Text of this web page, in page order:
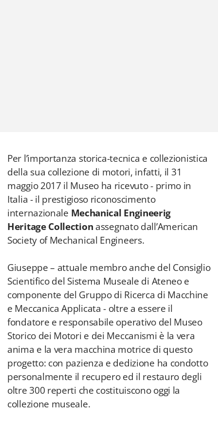
Per l’importanza storica-tecnica e collezionistica
della sua collezione di motori, infatti, il 31
maggio 2017 il Museo ha ricevuto - primo in
Italia - il prestigioso riconoscimento
internazionale Mechanical Engineerig
Heritage Collection assegnato dall’American
Society of Mechanical Engineers.
Giuseppe – attuale membro anche del Consiglio
Scientifico del Sistema Museale di Ateneo e
componente del Gruppo di Ricerca di Macchine
e Meccanica Applicata - oltre a essere il
fondatore e responsabile operativo del Museo
Storico dei Motori e dei Meccanismi è la vera
anima e la vera macchina motrice di questo
progetto: con pazienza e dedizione ha condotto
personalmente il recupero ed il restauro degli
oltre 300 reperti che costituiscono oggi la
collezione museale.